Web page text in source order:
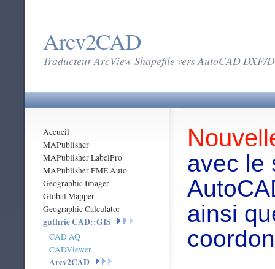
Arcv2CAD
Traducteur ArcView Shapefile vers AutoCAD DXF/
Accueil
MAPublisher
MAPublisher LabelPro
MAPublisher FME Auto
Geographic Imager
Global Mapper
Geographic Calculator
guthrie CAD::GIS
CAD AQ
CADViewer
Arcv2CAD
avec le
ainsi